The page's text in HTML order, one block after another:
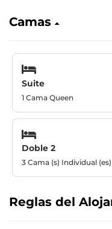
Camas
Suite
1 Cama Queen
Doble 2
3 Cama (s) Individual (es)
Reglas del